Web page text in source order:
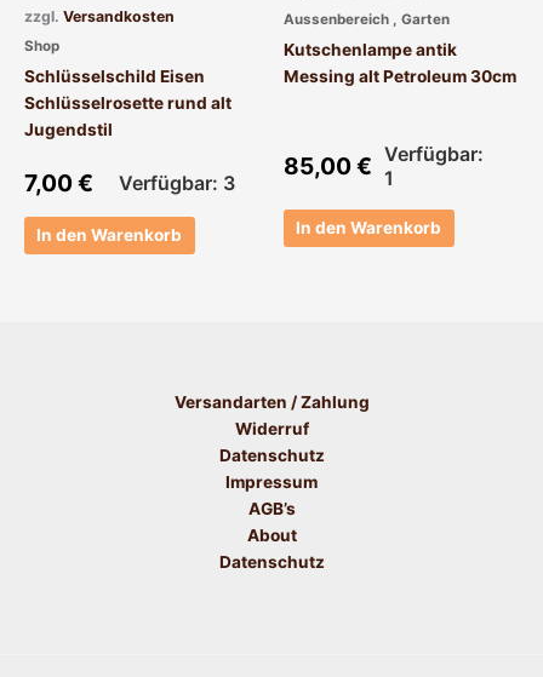
zzgl. Versandkosten
Shop
Schlüsselschild Eisen
Schlüsselrosette rund alt
Jugendstil
7,00€ Verfügbar: 3
In den Warenkorb
Aussenbereich , Garten
Kutschenlampe antik
Messing alt Petroleum 30cm
85,00€ Verfügbar:
1
In den Warenkorb
Versandarten / Zahlung
Widerruf
Datenschutz
Impressum
AGB’s
About
Datenschutz